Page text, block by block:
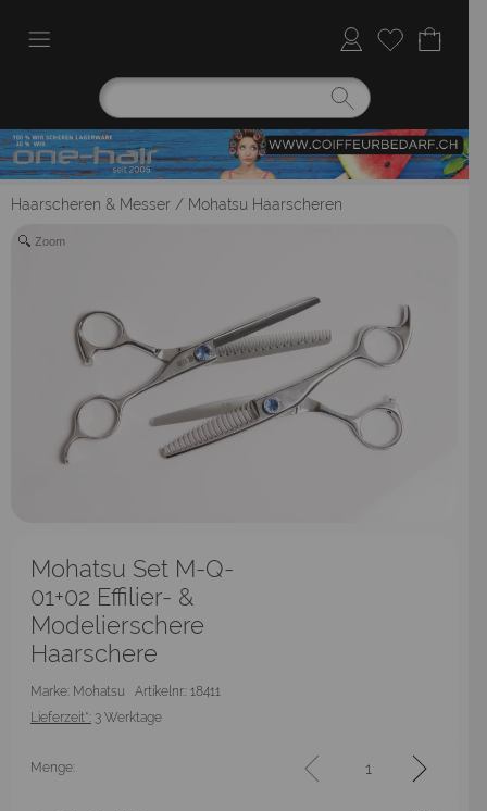
Haarscheren & Messer / Mohatsu Haarscheren
Zoom
Mohatsu Set M-Q-
01+02 Effilier- &
Modelierschere
Haarschere
Marke: Mohatsu Artikelnr.: 18411
Lieferzeit*: 3 Werktage
Menge: